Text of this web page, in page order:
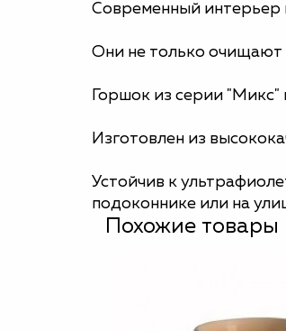
Современный интерьер
Они не только очищают
Горшок из серии "Микс"
Изготовлен из
Устойчив к
подоконнике или на
Похожие товары